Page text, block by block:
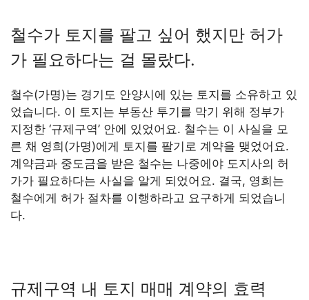
철수가 토지를 팔고 싶어 했지만 허가
가 필요하다는 걸 몰랐다.
철수(가명)는 경기도 안양시에 있는 토지를 소유하고 있
었습니다. 이 토지는 부동산 투기를 막기 위해 정부가
지정한 ‘규제구역’ 안에 있었어요. 철수는 이 사실을 모
른 채 영희(가명)에게 토지를 팔기로 계약을 맺었어요.
계약금과 중도금을 받은 철수는 나중에야 도지사의 허
가가 필요하다는 사실을 알게 되었어요. 결국, 영희는
철수에게 허가 절차를 이행하라고 요구하게 되었습니
다.
규제구역 내 토지 매매 계약의 효력